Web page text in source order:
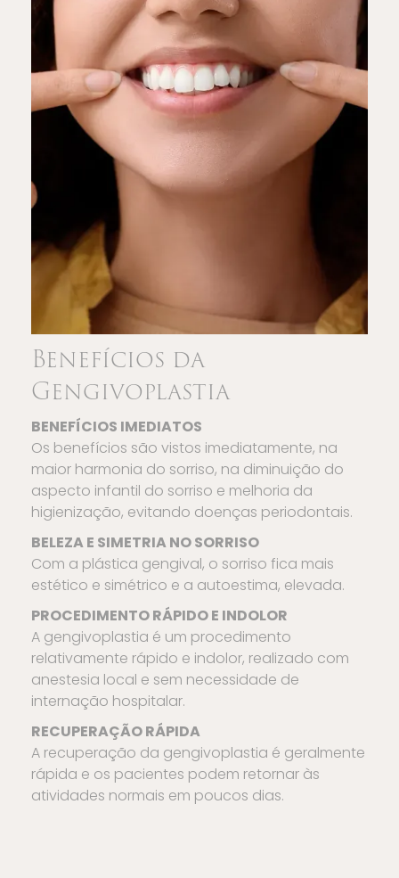
Benefícios da
Gengivoplastia
BENEFÍCIOS IMEDIATOS
Os benefícios são vistos imediatamente, na
maior harmonia do sorriso, na diminuição do
aspecto infantil do sorriso e melhoria da
higienização, evitando doenças periodontais.
BELEZA E SIMETRIA NO SORRISO
Com a plástica gengival, o sorriso fica mais
estético e simétrico e a autoestima, elevada.
PROCEDIMENTO RÁPIDO E INDOLOR
A gengivoplastia é um procedimento
relativamente rápido e indolor, realizado com
anestesia local e sem necessidade de
internação hospitalar.
RECUPERAÇÃO RÁPIDA
A recuperação da gengivoplastia é geralmente
rápida e os pacientes podem retornar às
atividades normais em poucos dias.